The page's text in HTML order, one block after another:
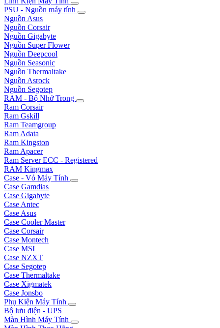
PSU - Nguồn máy tính
Nguồn Asus
Nguồn Corsair
Nguồn Gigabyte
Nguồn Super Flower
Nguồn Deepcool
Nguồn Seasonic
Nguồn Thermaltake
Nguồn Asrock
Nguồn Segotep
RAM - Bộ Nhớ Trong
Ram Corsair
Ram Gskill
Ram Teamgroup
Ram Adata
Ram Kingston
Ram Apacer
Ram Server ECC - Registered
RAM Kingmax
Case - Vỏ Máy Tính
Case Gamdias
Case Gigabyte
Case Antec
Case Asus
Case Cooler Master
Case Corsair
Case Montech
Case MSI
Case NZXT
Case Segotep
Case Thermaltake
Case Xigmatek
Case Jonsbo
Phụ Kiện Máy Tính
Bộ lưu điện - UPS
Màn Hình Máy Tính